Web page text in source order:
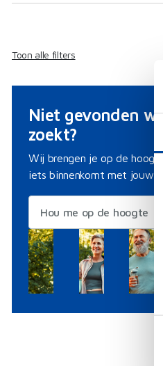
Toon alle filters
Niet gevonden
zoekt?
Wij brengen je op de
iets binnenkomt met jouw
Hou me op de hoogte